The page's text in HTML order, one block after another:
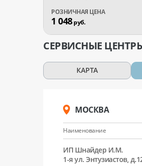
1 048руб.
СЕРВИСНЫЕ
КАРТА
МОСКВА
Наименование
ИП Шнайдер И.М.
1-я ул. Энтузиастов,